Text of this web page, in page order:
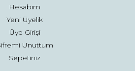
Hesabım
Yeni Üyelik
Üye Girişi
Unuttum
Sepetiniz